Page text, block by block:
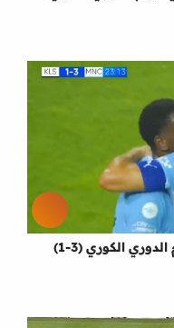
اهداف مباراة مانشستر سيتي ونجوم الدوري الكوري (3-1)